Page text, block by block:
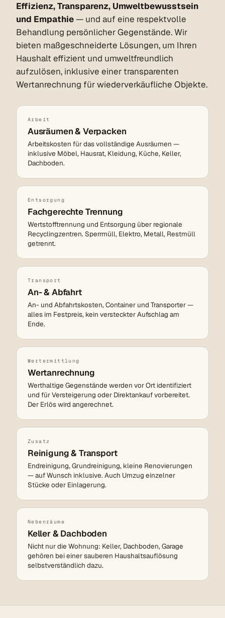
Effizienz, Transparenz, Umweltbewusstsein
und Empathie— und auf eine respektvolle
Behandlung persönlicher Gegenstände. Wir
bieten maßgeschneiderte Lösungen, um Ihren
Haushalt effizient und umweltfreundlich
aufzulösen, inklusive einer transparenten
Wertanrechnung für wiederverkäufliche Objekte.
Arbeit
Ausräumen & Verpacken
Arbeitskosten für das vollständige Ausräumen —
inklusive Möbel, Hausrat, Kleidung, Küche, Keller,
Dachboden.
Entsorgung
Fachgerechte Trennung
Wertstofftrennung und Entsorgung über regionale
Recyclingzentren. Sperrmüll, Elektro, Metall, Restmüll
getrennt.
Transport
An- & Abfahrt
An- und Abfahrtskosten, Container und Transporter —
alles im Festpreis, kein versteckter Aufschlag am
Ende.
Wertermittlung
Wertanrechnung
Werthaltige Gegenstände werden vor Ort identifiziert
und für Versteigerung oder Direktankauf vorbereitet.
Der Erlös wird angerechnet.
Zusatz
Reinigung & Transport
Endreinigung, Grundreinigung, kleine Renovierungen
— auf Wunsch inklusive. Auch Umzug einzelner
Stücke oder Einlagerung.
Nebenräume
Keller & Dachboden
Nicht nur die Wohnung: Keller, Dachboden, Garage
gehören bei einer sauberen Haushalts­auflösung
selbstverständlich dazu.